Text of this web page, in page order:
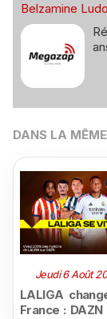
Belzamine
DANS LA
Jeudi 6 Août
LALIGA
France :